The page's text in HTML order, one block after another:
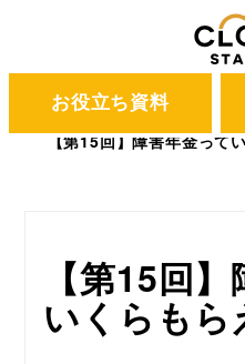
お役立ち資料
CLOUD STATION
【第15回】障害年金って
【第15回
いくらもら